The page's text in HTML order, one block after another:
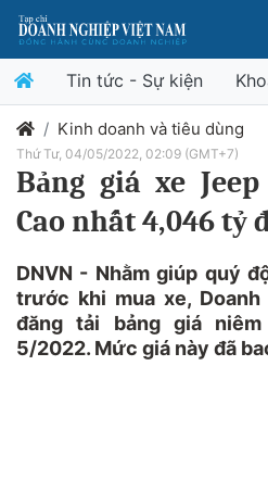
Tin tức - Sự kiện
Kinh doanh và tiêu dùng
Thứ Tư, 04/05/2022, 02:09 (GMT+7)
Bảng giá xe
Cao nhất 4,046 tỷ
DNVN - Nhằm giúp quý
trước khi mua xe,
đăng tải bảng giá
5/2022. Mức giá này đã